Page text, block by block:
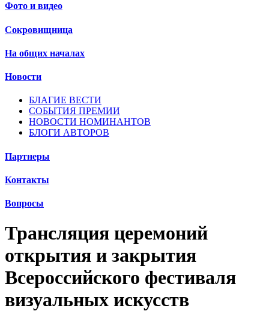
Фото и видео
Сокровищница
На общих началах
Новости
БЛАГИЕ ВЕСТИ
СОБЫТИЯ ПРЕМИИ
НОВОСТИ НОМИНАНТОВ
БЛОГИ АВТОРОВ
Партнеры
Контакты
Вопросы
Трансляция церемоний
открытия и закрытия
Всероссийского фестиваля
визуальных искусств